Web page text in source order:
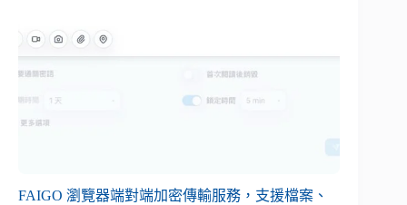
FAIGO 瀏覽器端對端加密傳輸服務，支援檔案、